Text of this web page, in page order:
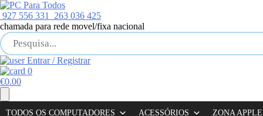
Skip
to
content
927 556 331
263 036 425
chamada para rede movel/fixa nacional
Entrar / Registrar
0
€0.00
TODOS OS COMPUTADORES ACESSÓRIOS ZONA APPLE